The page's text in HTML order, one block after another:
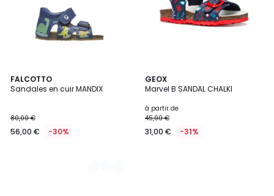
FALCOTTO
Sandales en cuir MANDIX
80,00 €
56,00 € -30%
2
Couleurs
GEOX
Marvel B SANDAL CHALKI
à partir de
45,00 €
31,00 € -31%